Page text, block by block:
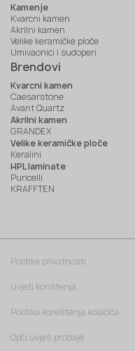
Kamenje
Kvarcni kamen
Akrilni kamen
Velike keramičke ploče
Umivaonici i sudoperi
Brendovi
Kvarcni kamen
Caesarstone
Avant Quartz
Akrilni kamen
GRANDEX
Velike keramičke ploče
Keralini
HPL laminate
Puricelli
KRAFFTEN
Politika privatnosti
Uvjeti korištenja
Politika koreštenja kolačića
Opći uvjeti prodaje